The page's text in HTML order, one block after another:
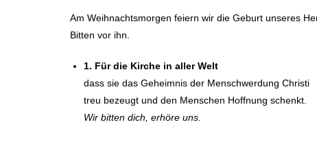
Am Weihnachtsmorgen feiern wir die Geburt unseres
Bitten vor ihn.
1. Für die Kirche in aller Welt
dass sie das Geheimnis der Menschwerdung Christi
treu bezeugt und den Menschen Hoffnung schenkt.
Wir bitten dich, erhöre uns.